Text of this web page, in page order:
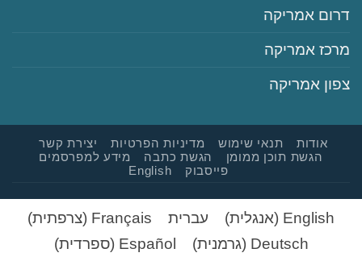
‏דרום אמריקה
‏מרכז אמריקה
‏צפון אמריקה
‏‏אודות ‏‏תנאי שימוש ‏‏מדיניות הפרטיות
‏יצירת קשר
‏הגשת תוכן ממומן
‏הגשת כתבה
‏‏מידע למפרסמים
‏פייסבוק
English
English
(אנגלית) עברית Français
(צרפתית)
Deutsch
(גרמנית)
Español
(ספרדית)